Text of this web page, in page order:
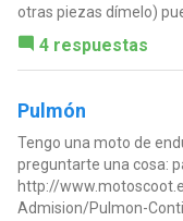
otras piezas dímelo)
4 respuestas
Pulmón
Tengo una moto de
preguntarte una cosa:
http://
Admision/Pulmon-